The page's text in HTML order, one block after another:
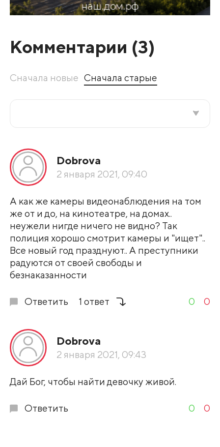
Комментарии (3)
Сначала новые Сначала старые
По рейтингу
Развернуть все
Dobrova
2 января 2021, 09:40
А как же камеры видеонаблюдения на том
же от и до, на кинотеатре, на домах..
неужели нигде ничего не видно? Так
полиция хорошо смотрит камеры и "ищет"..
Все новый год празднуют.. А преступники
радуются от своей свободы и
безнаказанности
Ответить 1 ответ 0 0
Dobrova
2 января 2021, 09:43
Дай Бог, чтобы найти девочку живой.
Ответить 0 0